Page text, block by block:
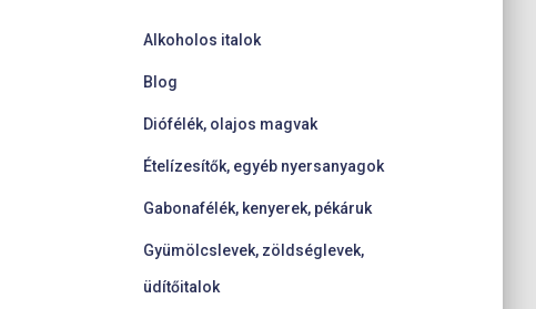
Alkoholos italok
Blog
Diófélék, olajos magvak
Ételízesítők, egyéb nyersanyagok
Gabonafélék, kenyerek, pékáruk
Gyümölcslevek, zöldséglevek,
üdítőitalok